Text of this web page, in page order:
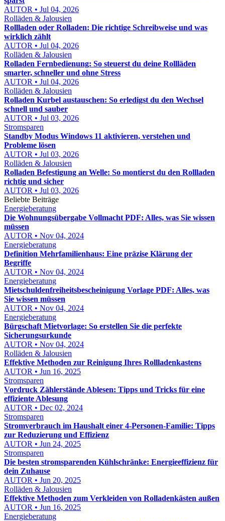
AUTOR • Jul 04, 2026
Rolläden & Jalousien
Rollladen oder Rolladen: Die richtige Schreibweise und was
wirklich zählt
AUTOR • Jul 04, 2026
Rolläden & Jalousien
Rolladen Fernbedienung: So steuerst du deine Rollläden
smarter, schneller und ohne Stress
AUTOR • Jul 04, 2026
Rolläden & Jalousien
Rolladen Kurbel austauschen: So erledigst du den Wechsel
schnell und sauber
AUTOR • Jul 03, 2026
Stromsparen
Standby Modus Windows 11 aktivieren, verstehen und
Probleme lösen
AUTOR • Jul 03, 2026
Rolläden & Jalousien
Rolladen Befestigung an Welle: So montierst du den Rollladen
richtig und sicher
AUTOR • Jul 03, 2026
Beliebte Beiträge
Energieberatung
Die Wohnungsübergabe Vollmacht PDF: Alles, was Sie wissen
müssen
AUTOR • Nov 04, 2024
Energieberatung
Definition Mehrfamilienhaus: Eine präzise Klärung der
Begriffe
AUTOR • Nov 04, 2024
Energieberatung
Mietschuldenfreiheitsbescheinigung Vorlage PDF: Alles, was
Sie wissen müssen
AUTOR • Nov 04, 2024
Energieberatung
Bürgschaft Mietvorlage: So erstellen Sie die perfekte
Sicherungsurkunde
AUTOR • Nov 04, 2024
Rolläden & Jalousien
Effektive Methoden zur Reinigung Ihres Rollladenkastens
AUTOR • Jun 16, 2025
Stromsparen
Vordruck Zählerstände Ablesen: Tipps und Tricks für eine
effiziente Ablesung
AUTOR • Dec 02, 2024
Stromsparen
Stromverbrauch im Haushalt einer 4-Personen-Familie: Tipps
zur Reduzierung und Effizienz
AUTOR • Jun 24, 2025
Stromsparen
Die besten stromsparenden Kühlschränke: Energieeffizienz für
dein Zuhause
AUTOR • Jun 20, 2025
Rolläden & Jalousien
Effektive Methoden zum Verkleiden von Rolladenkästen außen
AUTOR • Jun 16, 2025
Energieberatung